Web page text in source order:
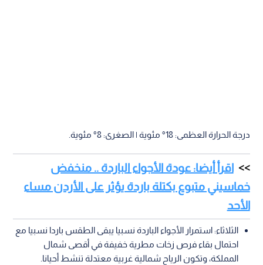
درجة الحرارة العظمى: 18° مئوية | الصغرى: 8° مئوية.
اقرأ أيضا: عودة الأجواء الباردة .. منخفض
خماسيني متبوع بكتلة باردة يؤثر على الأردن مساء
الأحد
الثلاثاء: استمرار الأجواء الباردة نسبيا يبقى الطقس باردا نسبيا مع
احتمال بقاء فرص زخات مطرية خفيفة في أقصى شمال
المملكة، وتكون الرياح شمالية غربية معتدلة تنشط أحيانا.